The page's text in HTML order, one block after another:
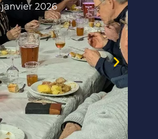
janvier 2026